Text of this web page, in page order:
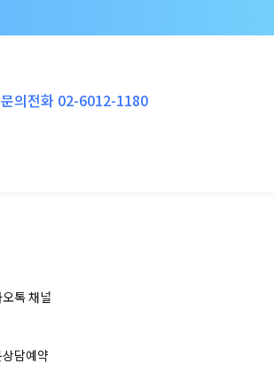
문의전화 02-6012-1180